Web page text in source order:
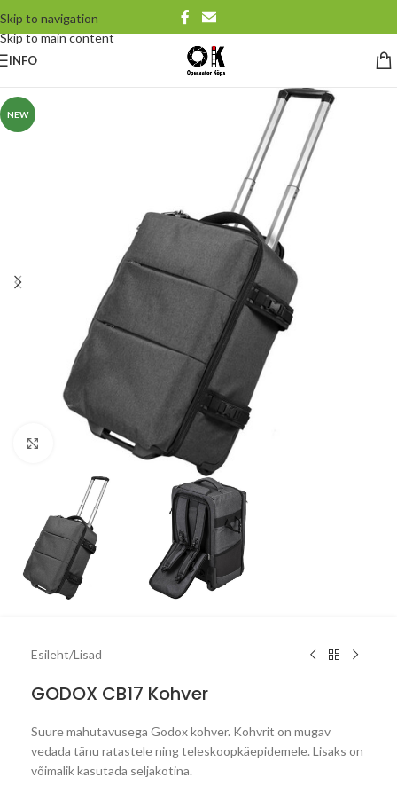
Skip to navigation
Skip to main content
INFO
NEW
Click to enlarge
Esileht/Lisad
GODOX CB17 Kohver
Suure mahutavusega Godox kohver. Kohvrit on mugav
vedada tänu ratastele ning teleskoopkäepidemele. Lisaks on
võimalik kasutada seljakotina.